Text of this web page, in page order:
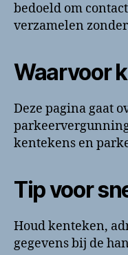
bedoeld om
verzamelen
Waarvoor
Deze pagina gaat
kentekens en
Tip voor
Houd kenteken,
gegevens bij de